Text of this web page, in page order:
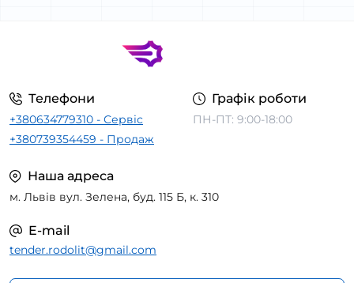
Телефони
+380634779310 - Сервіс
+380739354459 - Продаж
Графік роботи
ПН-ПТ: 9:00-18:00
Наша адреса
м. Львів вул. Зелена, буд. 115 Б, к. 310
E-mail
tender.rodolit@gmail.com